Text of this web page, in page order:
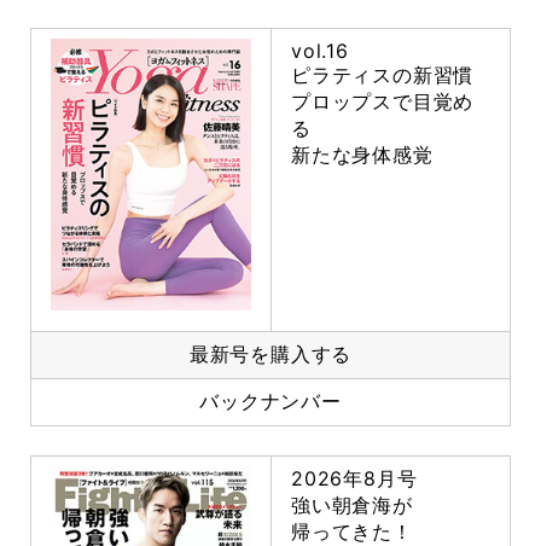
vol.16
ピラティスの新習慣
プロップスで目覚め
る
新たな身体感覚
最新号を購入する
バックナンバー
2026年8月号
強い朝倉海が
帰ってきた！